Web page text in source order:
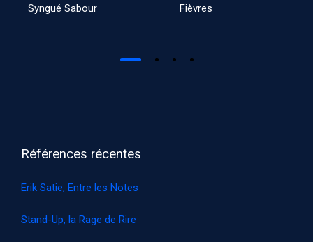
Syngué Sabour Fièvres
Références récentes
Erik Satie, Entre les Notes
Stand-Up, la Rage de Rire